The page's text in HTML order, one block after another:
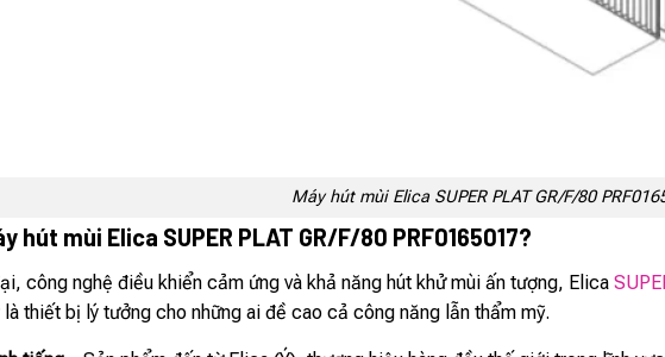
Máy hút mùi Elica SUPER PLAT GR/F/80
hút mùi Elica SUPER PLAT GR/F/80 PRF0165017?
công nghệ điều khiển cảm ứng và khả năng hút khử mùi ấn tượng, Elica
thiết bị lý tưởng cho những ai đề cao cả công năng lẫn thẩm mỹ.